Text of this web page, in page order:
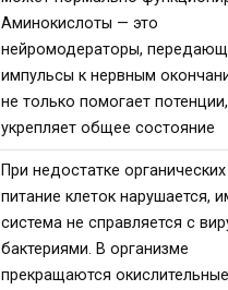
Аминокислоты — это
нейромодераторы,
импульсы к нервным
не только помогает
укрепляет общее состояние
При недостатке
питание клеток нарушается,
система не справляется с
бактериями. В организме
прекращаются окислительные